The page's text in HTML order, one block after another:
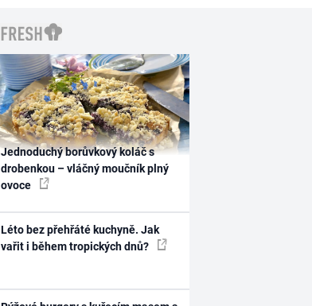
Jednoduchý borůvkový koláč s
drobenkou – vláčný moučník plný
ovoce
Léto bez přehřáté kuchyně. Jak
vařit i během tropických dnů?